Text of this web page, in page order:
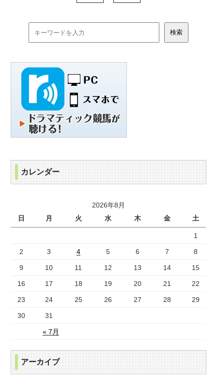
カレンダー
2026年8月
日
月 火 水 木 金 土
« 7月
1
2 3 4 5 6 7 8
9 10 11 12 13 14 15
16 17 18 19 20 21 22
23 24 25 26 27 28 29
30 31
アーカイブ